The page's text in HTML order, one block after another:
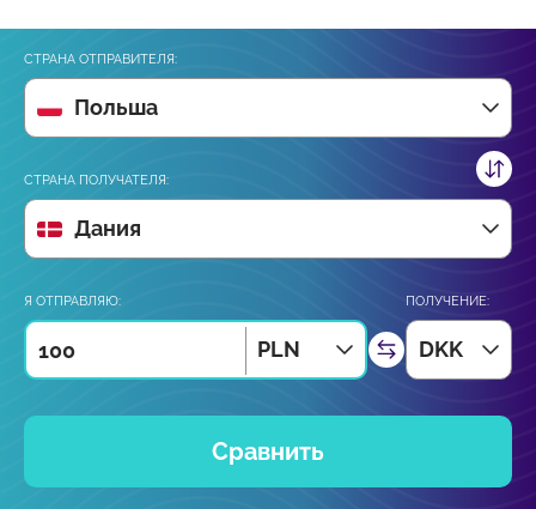
СТРАНА ОТПРАВИТЕЛЯ:
Польша
СТРАНА ПОЛУЧАТЕЛЯ:
Дания
Я ОТПРАВЛЯЮ:
PLN
ПОЛУЧЕНИЕ:
DKK
Сравнить